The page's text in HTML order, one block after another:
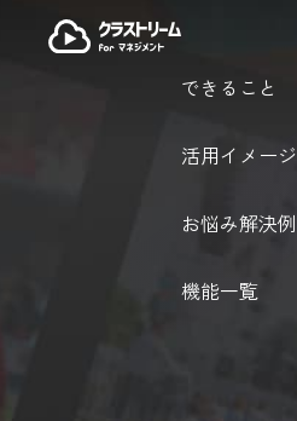
できること
活用イメージ
お悩み解決例
機能一覧